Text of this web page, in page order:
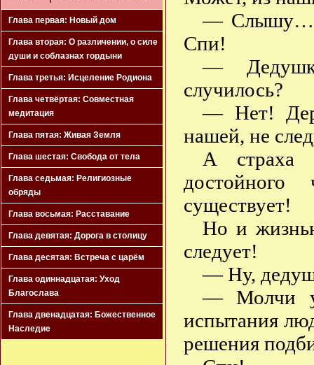
Глава первая: Новый дом
Глава вторая: О различении, о силе
души и соблазнах гордыни
Глава третья: Исцеление Родиона
Глава четвёртая: Совместная
медитация
Глава пятая: Живая Земля
Глава шестая: Свобода от тела
Глава седьмая: Религиозные
обряды
Глава восьмая: Расставание
Глава девятая: Дорога в столицу
Глава десятая: Встреча с царём
Глава одиннадцатая: Уход
Благослава
Глава двенадцатая: Божественное
Наследие
— Слышу…
Спи!
—
случилось?
— Нет!
нашей, не
А страха
существует!
Но и
следует!
— Ну,
— Молчи
испытания
решения